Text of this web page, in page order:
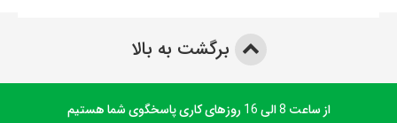
برگشت به بالا
از ساعت 8 الی 16 روزهای کاری پاسخگوی شما هستیم